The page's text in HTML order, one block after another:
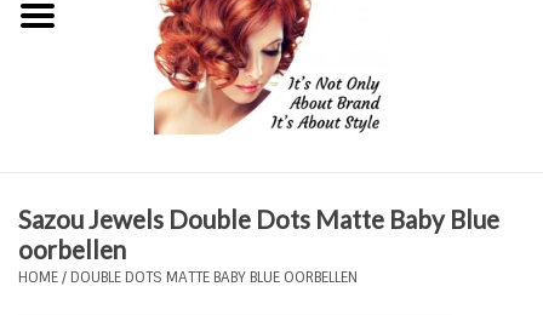
Just for Him
Plus Size Sieraden
Sazou Jewels Double Dots Matte Baby Blue
oorbellen
HOME/ DOUBLE DOTS MATTE BABY BLUE OORBELLEN